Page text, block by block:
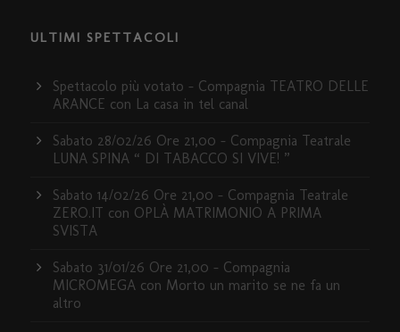
ULTIMI SPETTACOLI
Spettacolo più votato – Compagnia TEATRO DELLE
ARANCE con La casa in tel canal
Sabato 28/02/26 Ore 21,00 – Compagnia Teatrale
LUNA SPINA “ DI TABACCO SI VIVE! ”
Sabato 14/02/26 Ore 21,00 – Compagnia Teatrale
ZERO.IT con OPLÀ MATRIMONIO A PRIMA
SVISTA
Sabato 31/01/26 Ore 21,00 – Compagnia
MICROMEGA con Morto un marito se ne fa un
altro